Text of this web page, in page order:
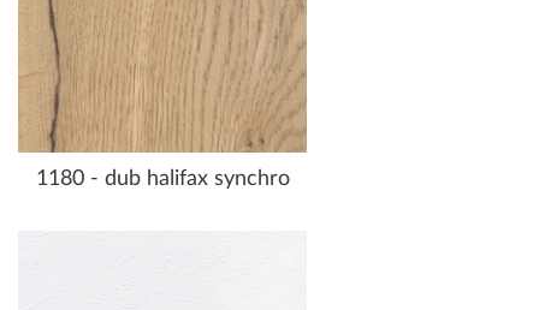
1180 - dub halifax synchro